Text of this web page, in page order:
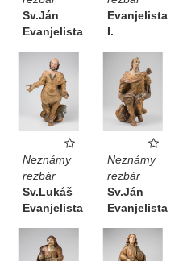
Sv.Ján
Evanjelista
Evanjelista
I.
Neznámy
rezbár
Sv.Lukáš
Evanjelista
Neznámy
rezbár
Sv.Ján
Evanjelista